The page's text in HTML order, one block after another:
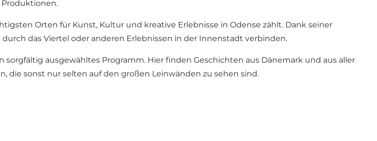
Produktionen.
Orten für Kunst, Kultur und kreative Erlebnisse in Odense zählt. Dank seiner
das Viertel oder anderen Erlebnissen in der Innenstadt verbinden.
sorgfältig ausgewähltes Programm. Hier finden Geschichten aus Dänemark und aus aller
die sonst nur selten auf den großen Leinwänden zu sehen sind.